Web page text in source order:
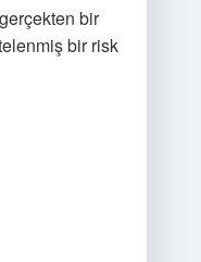
bir
bir risk